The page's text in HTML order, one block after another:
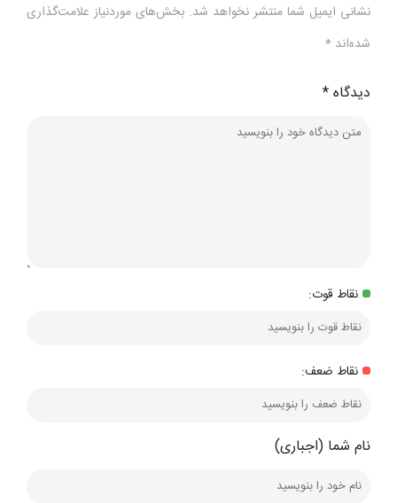
نشانی ایمیل شما منتشر نخواهد شد. بخش‌های موردنیاز علامت‌گذاری
شده‌اند *
دیدگاه*
نقاط قوت:
نقاط ضعف:
نام شما (اجباری)